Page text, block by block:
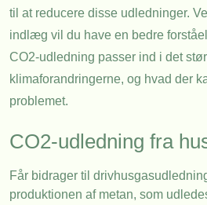
til at reducere disse udledninger.
indlæg vil du have en bedre
CO2-udledning passer ind i det
klimaforandringerne, og hvad der
problemet.
CO2-udledning fra
Får bidrager til
produktionen af metan, som